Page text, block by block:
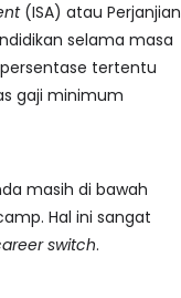
(ISA) atau Perjanjian
selama masa
tertentu
gaji minimum
masih di bawah
Hal ini sangat
switch.